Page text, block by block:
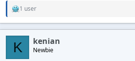
ist hierzulande
R
a
c
o
1 user
K kenian
Newbie